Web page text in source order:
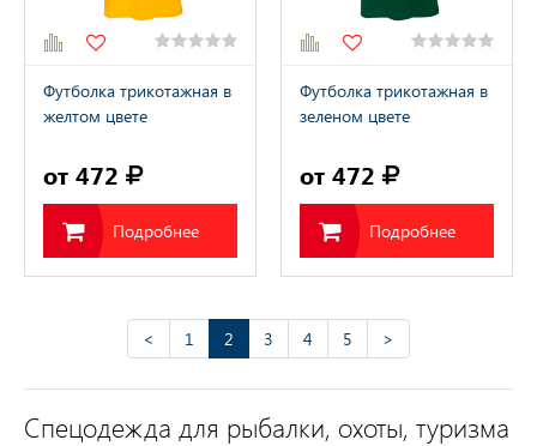
Футболка трикотажная в
желтом цвете
от 472
Подробнее
Футболка трикотажная в
зеленом цвете
от 472
Подробнее
< 1 2 3 4 5 >
Спецодежда для рыбалки, охоты, туризма